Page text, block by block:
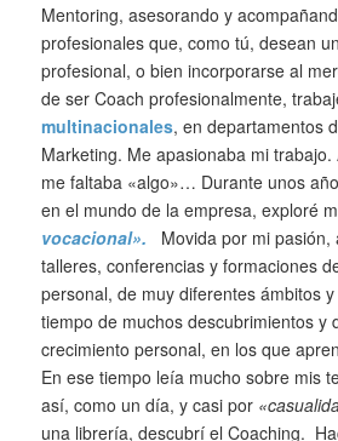
Mentoring, asesorando y
profesionales que, como tú, desean
profesional, o bien incorporarse al
de ser Coach profesionalmente,
multinacionales, en departamentos
Marketing. Me apasionaba mi
me faltaba «algo»… Durante unos
en el mundo de la empresa, exploré
vocacional». Movida por mi pasión,
talleres, conferencias y formaciones
personal, de muy diferentes ámbitos
tiempo de muchos descubrimientos y
crecimiento personal, en los que
En ese tiempo leía mucho sobre mis
así, como un día, y casi por
una librería, descubrí el Coaching.